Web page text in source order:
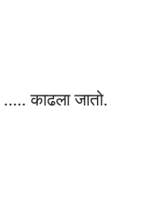
काढला जातो.